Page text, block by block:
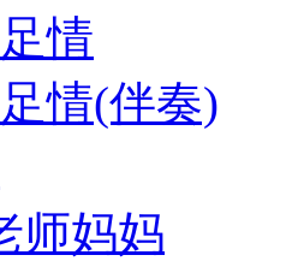
情
情(伴奏)
师妈妈